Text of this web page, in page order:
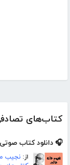
کتاب‌های
🎧 دانلود کتاب
از: نجیب